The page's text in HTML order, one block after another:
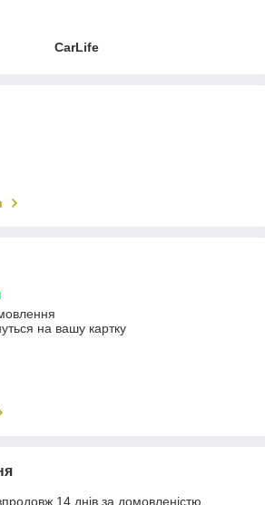
CarLife
на вашу картку
14 днів за домовленістю